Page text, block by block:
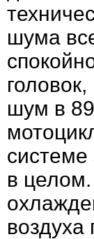
шума
шум в
системе
в